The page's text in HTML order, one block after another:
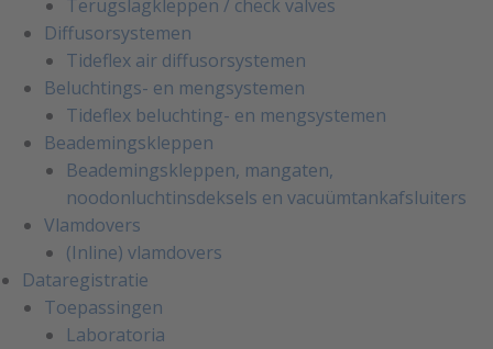
Terugslagkleppen / check valves
Diffusorsystemen
Tideflex air diffusorsystemen
Beluchtings- en mengsystemen
Tideflex beluchting- en mengsystemen
Beademingskleppen
Beademingskleppen, mangaten,
noodonluchtinsdeksels en vacuümtankafsluiters
Vlamdovers
(Inline) vlamdovers
Dataregistratie
Toepassingen
Laboratoria